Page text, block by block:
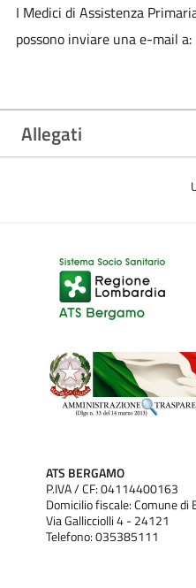
I Medici di Assistenza
possono inviare una e-mail a:
Allegati
ATS BERGAMO
P.IVA / CF: 04114400163
Domicilio fiscale: Comune di
Via Gallicciolli 4 - 24121
Telefono: 035385111